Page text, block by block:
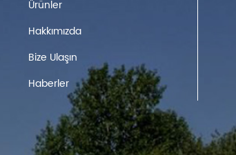
Ürünler
Hakkımızda
Bize Ulaşın
Haberler